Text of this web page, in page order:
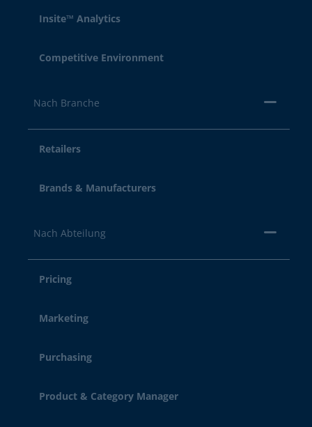
Insite™ Analytics
Competitive Environment
Nach Branche
Retailers
Brands & Manufacturers
Nach Abteilung
Pricing
Marketing
Purchasing
Product & Category Manager